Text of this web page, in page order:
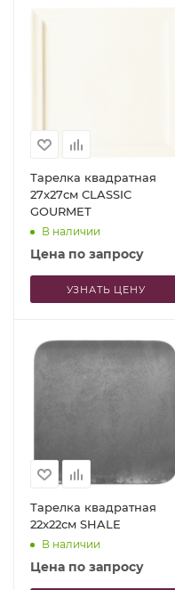
Тарелка квадратная
27x27см CLASSIC
GOURMET
В наличии
Цена по запросу
УЗНАТЬ ЦЕНУ
Тарелка квадратная
22x22см SHALE
В наличии
Цена по запросу